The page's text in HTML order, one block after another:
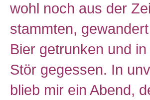
wohl noch aus der
stammten,
Bier getrunken und
Stör gegessen. In
blieb mir ein Abend,